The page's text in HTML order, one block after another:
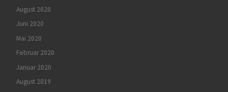
August 2020
Juni 2020
Mai 2020
Februar 2020
Januar 2020
August 2019